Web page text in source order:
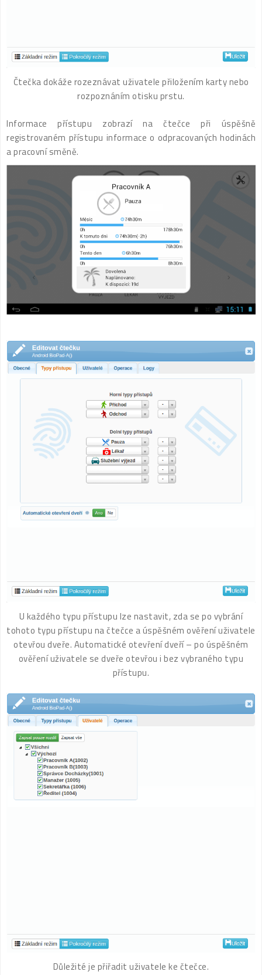
Čtečka dokáže rozeznávat uživatele přiložením karty nebo
rozpoznáním otisku prstu.
Informace přístupu zobrazí na čtečce při úspěšně
registrovaném přístupu informace o odpracovaných hodinách
a pracovní směně.
U každého typu přístupu lze nastavit, zda se po vybrání
tohoto typu přístupu na čtečce a úspěšném ověření uživatele
otevřou dveře. Automatické otevření dveří – po úspěšném
ověření uživatele se dveře otevřou i bez vybraného typu
přístupu.
Důležité je přiřadit uživatele ke čtečce.